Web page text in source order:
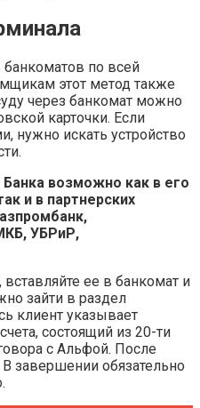
по всей
этот метод также
через банкомат можно
карточки. Если
нужно искать устройство
возможно как в его
и в партнерских
УБРиР,
ее в банкомат и
зайти в раздел
клиент указывает
состоящий из 20-ти
с Альфой. После
завершении обязательно